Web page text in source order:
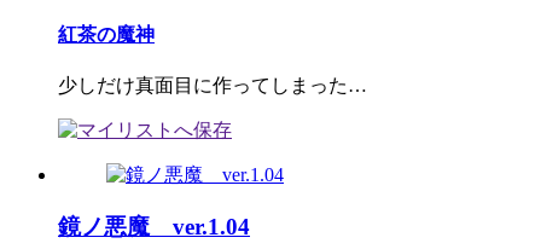
紅茶の魔神
少しだけ真面目に作ってしまった…
鏡ノ悪魔 ver.1.04